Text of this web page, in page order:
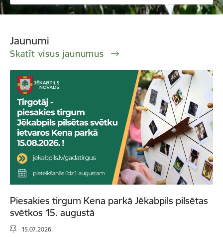
Jaunumi
Skatīt visus jaunumus
Piesakies tirgum Kena parkā Jēkabpils pilsētas
svētkos 15. augustā
15.07.2026.